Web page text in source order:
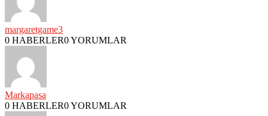
margaretgame3
0 HABERLER0 YORUMLAR
Markapasa
0 HABERLER0 YORUMLAR